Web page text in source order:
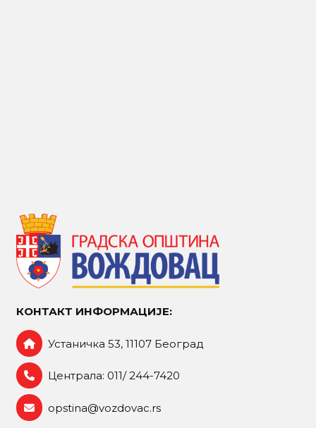
КОНТАКТ ИНФОРМАЦИЈЕ:
Устаничка 53, 11107 Београд
Централа: 011/ 244-7420
opstina@vozdovac.rs